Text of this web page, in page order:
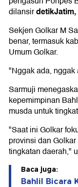
dilansirdetikJatim,
Sekjen Golkar M
benar, termasuk
Umum Golkar.
"Nggak ada,
Sarmuji
kepemimpinan
musda untuk
"Saat ini Golkar
provinsi dan
tingkatan daerah,"
Baca juga:
Bahlil Bicara